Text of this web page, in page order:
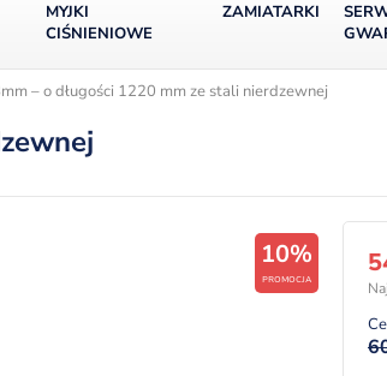
MYJKI
CIŚNIENIOWE
ZAMIATARKI
– o długości 1220 mm ze stali nierdzewnej
10%
PROMOCJA